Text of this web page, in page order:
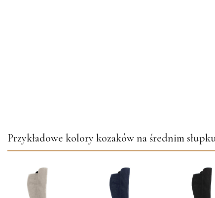
Przykładowe kolory kozaków na średnim